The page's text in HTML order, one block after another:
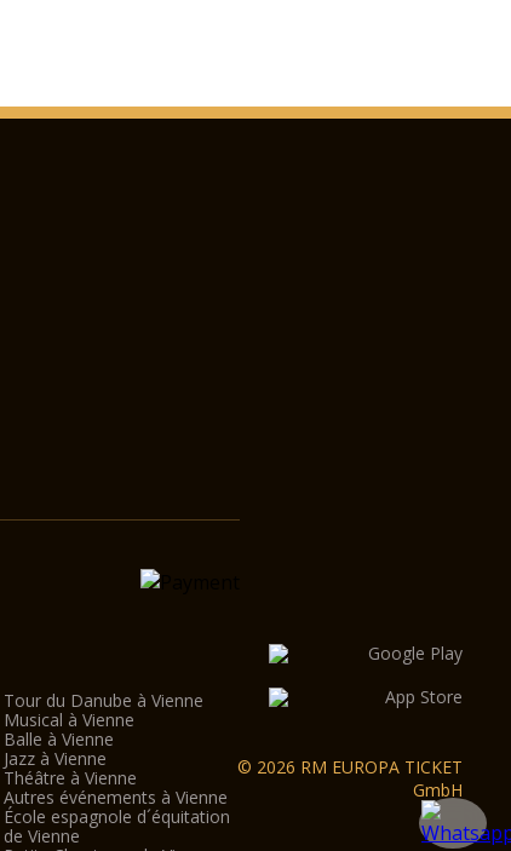
Tour du Danube à Vienne
Musical à Vienne
Balle à Vienne
Jazz à Vienne
Théâtre à Vienne
Autres événements à Vienne
École espagnole d´équitation
de Vienne
© 2026 RM EUROPA TICKET
GmbH